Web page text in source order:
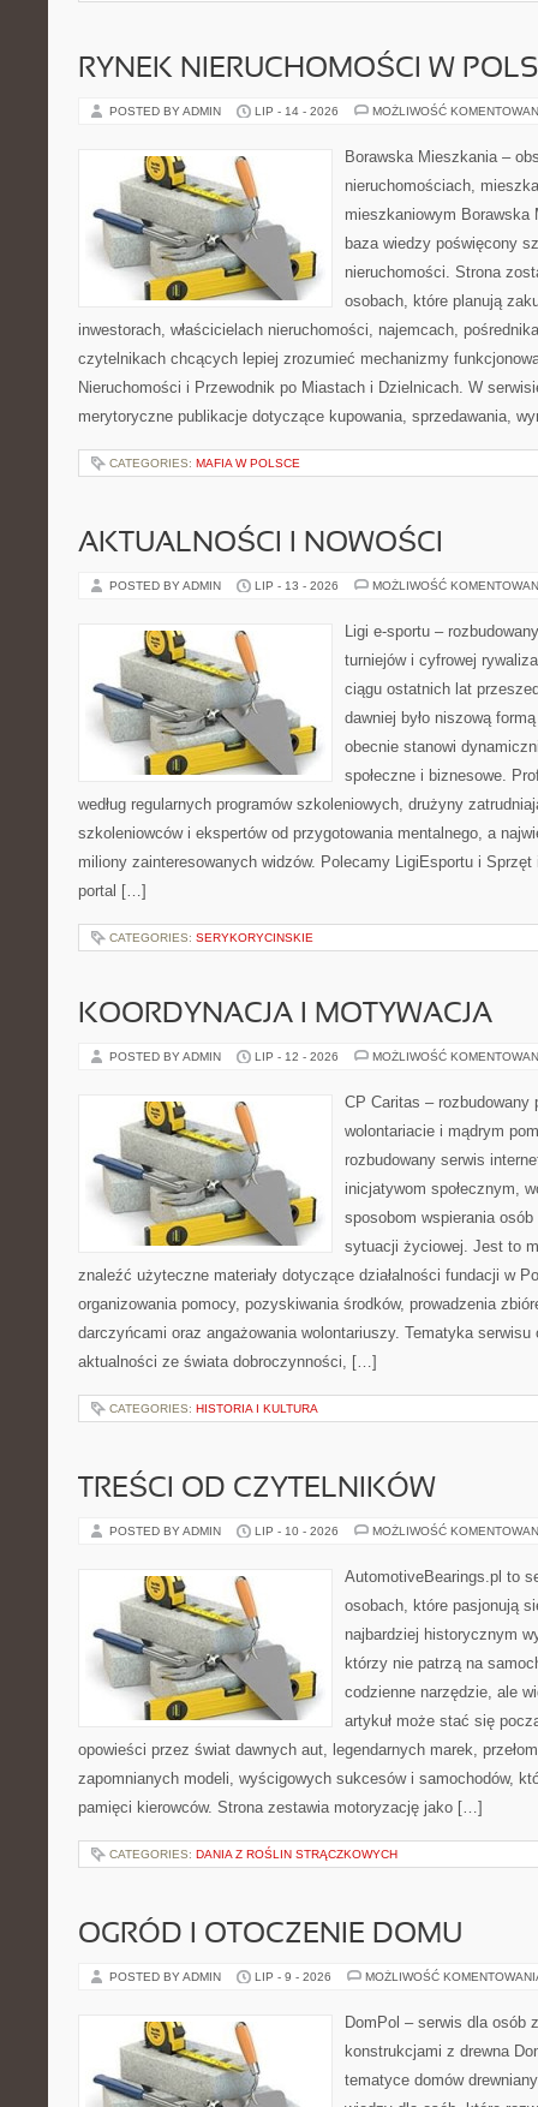
RYNEK NIERUCHOMOŚCI W
POSTED BY ADMIN LIP - 14 - 2026 MOŻLIWOŚĆ
Borawska Mieszkania –
nieruchomościach,
mieszkaniowym Borawska
baza wiedzy poświęcony
nieruchomości. Strona
osobach, które planują
inwestorach, właścicielach nieruchomości, najemcach,
czytelnikach chcących lepiej zrozumieć mechanizmy
Nieruchomości i Przewodnik po Miastach i Dzielnicach. W
merytoryczne publikacje dotyczące kupowania, sprzedawania,
CATEGORIES: MAFIA W POLSCE
AKTUALNOŚCI I NOWOŚCI
POSTED BY ADMIN LIP - 13 - 2026 MOŻLIWOŚĆ
Ligi e-sportu –
turniejów i cyfrowej
ciągu ostatnich lat
dawniej było niszową
obecnie stanowi
społeczne i biznesowe.
według regularnych programów szkoleniowych, drużyny
szkoleniowców i ekspertów od przygotowania mentalnego, a
miliony zainteresowanych widzów. Polecamy LigiEsportu i
portal […]
CATEGORIES: SERYKORYCINSKIE
KOORDYNACJA I MOTYWACJA
POSTED BY ADMIN LIP - 12 - 2026 MOŻLIWOŚĆ
CP Caritas – rozbudowany
wolontariacie i mądrym
rozbudowany serwis
inicjatywom społecznym,
sposobom wspierania
sytuacji życiowej. Jest to
znaleźć użyteczne materiały dotyczące działalności fundacji w
organizowania pomocy, pozyskiwania środków, prowadzenia
darczyńcami oraz angażowania wolontariuszy. Tematyka
aktualności ze świata dobroczynności, […]
CATEGORIES: HISTORIA I KULTURA
TREŚCI OD CZYTELNIKÓW
POSTED BY ADMIN LIP - 10 - 2026 MOŻLIWOŚĆ
AutomotiveBearings.pl to
osobach, które pasjonują
najbardziej historycznym
którzy nie patrzą na
codzienne narzędzie, ale
artykuł może stać się
opowieści przez świat dawnych aut, legendarnych marek,
zapomnianych modeli, wyścigowych sukcesów i samochodów,
pamięci kierowców. Strona zestawia motoryzację jako […]
CATEGORIES: DANIA Z ROŚLIN STRĄCZKOWYCH
OGRÓD I OTOCZENIE DOMU
POSTED BY ADMIN LIP - 9 - 2026 MOŻLIWOŚĆ
DomPol – serwis dla osób
konstrukcjami z drewna
tematyce domów